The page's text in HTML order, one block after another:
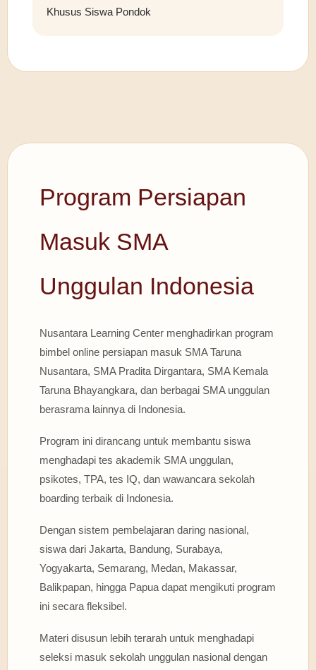
Khusus Siswa Pondok
Program Persiapan
Masuk SMA
Unggulan Indonesia
Nusantara Learning Center menghadirkan program
bimbel online persiapan masuk SMA Taruna
Nusantara, SMA Pradita Dirgantara, SMA Kemala
Taruna Bhayangkara, dan berbagai SMA unggulan
berasrama lainnya di Indonesia.
Program ini dirancang untuk membantu siswa
menghadapi tes akademik SMA unggulan,
psikotes, TPA, tes IQ, dan wawancara sekolah
boarding terbaik di Indonesia.
Dengan sistem pembelajaran daring nasional,
siswa dari Jakarta, Bandung, Surabaya,
Yogyakarta, Semarang, Medan, Makassar,
Balikpapan, hingga Papua dapat mengikuti program
ini secara fleksibel.
Materi disusun lebih terarah untuk menghadapi
seleksi masuk sekolah unggulan nasional dengan